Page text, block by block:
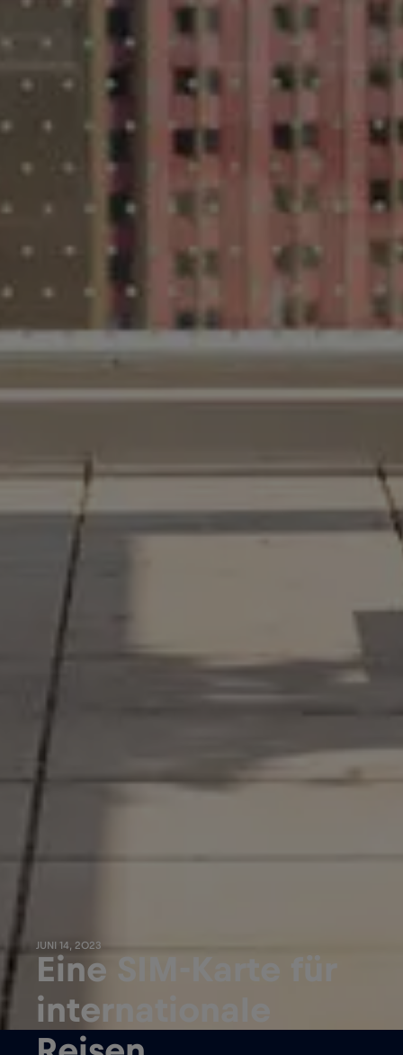
JUNI 14, 2023
Eine SIM-Karte für
internationale